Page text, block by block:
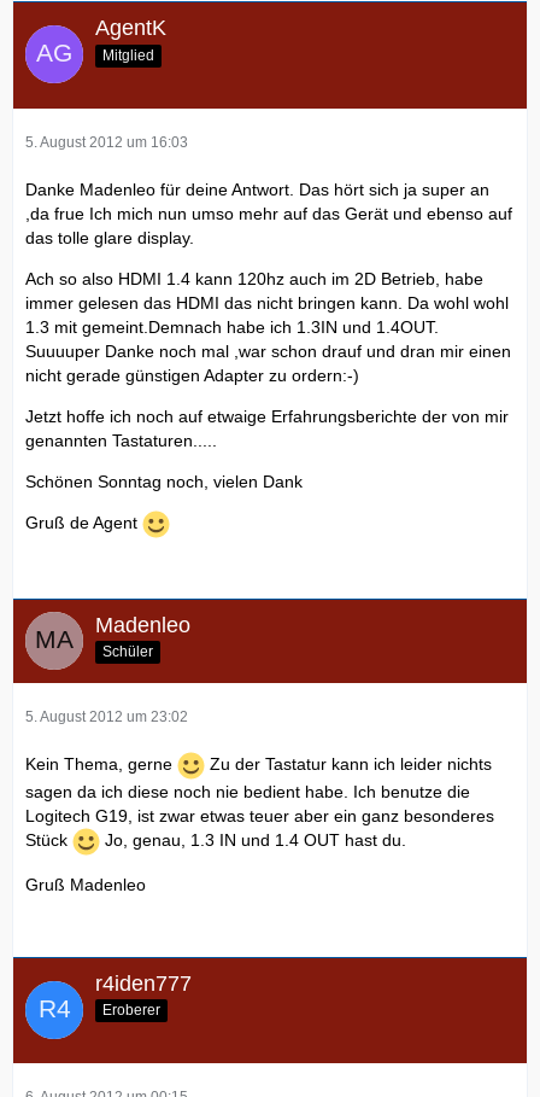
AgentK
Mitglied
5. August 2012 um 16:03
Danke Madenleo für deine Antwort. Das hört sich ja super an
,da frue Ich mich nun umso mehr auf das Gerät und ebenso auf
das tolle glare display.
Ach so also HDMI 1.4 kann 120hz auch im 2D Betrieb, habe
immer gelesen das HDMI das nicht bringen kann. Da wohl wohl
1.3 mit gemeint.Demnach habe ich 1.3IN und 1.4OUT.
Suuuuper Danke noch mal ,war schon drauf und dran mir einen
nicht gerade günstigen Adapter zu ordern:-)
Jetzt hoffe ich noch auf etwaige Erfahrungsberichte der von mir
genannten Tastaturen.....
Schönen Sonntag noch, vielen Dank
Gruß de Agent
Madenleo
Schüler
5. August 2012 um 23:02
Kein Thema, gerne
Zu der Tastatur kann ich leider nichts
sagen da ich diese noch nie bedient habe. Ich benutze die
Logitech G19, ist zwar etwas teuer aber ein ganz besonderes
Stück
Jo, genau, 1.3 IN und 1.4 OUT hast du.
Gruß Madenleo
r4iden777
Eroberer